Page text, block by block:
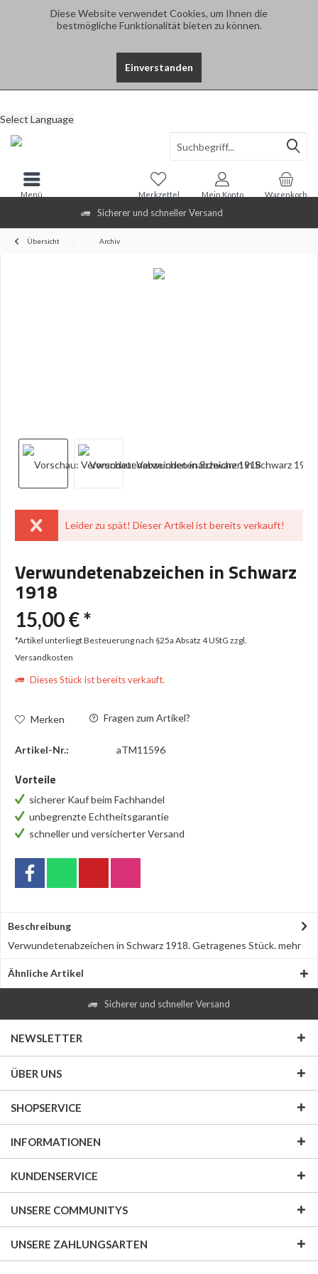
Diese Website verwendet Cookies, um Ihnen die
bestmögliche Funktionalität bieten zu können.
Einverstanden
Sicherer und schneller Versand
Select Language
Warenkorb
Merkzettel Mein Konto
Menü
Übersicht Archiv
Leider zu spät! Dieser Artikel ist bereits verkauft!
Verwundetenabzeichen in Schwarz
1918
15,00 € *
*Artikel unterliegt Besteuerung nach §25a Absatz 4 UStG zzgl.
Versandkosten
Dieses Stück ist bereits verkauft.
Merken Fragen zum Artikel?
Artikel-Nr.: aTM11596
Vorteile
sicherer Kauf beim Fachhandel
unbegrenzte Echtheitsgarantie
schneller und versicherter Versand
Beschreibung
Verwundetenabzeichen in Schwarz 1918. Getragenes Stück.mehr
Ähnliche Artikel
Sicherer und schneller Versand
NEWSLETTER
ÜBER UNS
SHOPSERVICE
INFORMATIONEN
KUNDENSERVICE
UNSERE COMMUNITYS
UNSERE ZAHLUNGSARTEN